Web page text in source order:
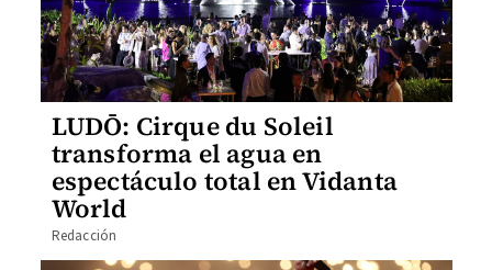
LUDŌ: Cirque du Soleil
transforma el agua en
espectáculo total en Vidanta
World
Redacción